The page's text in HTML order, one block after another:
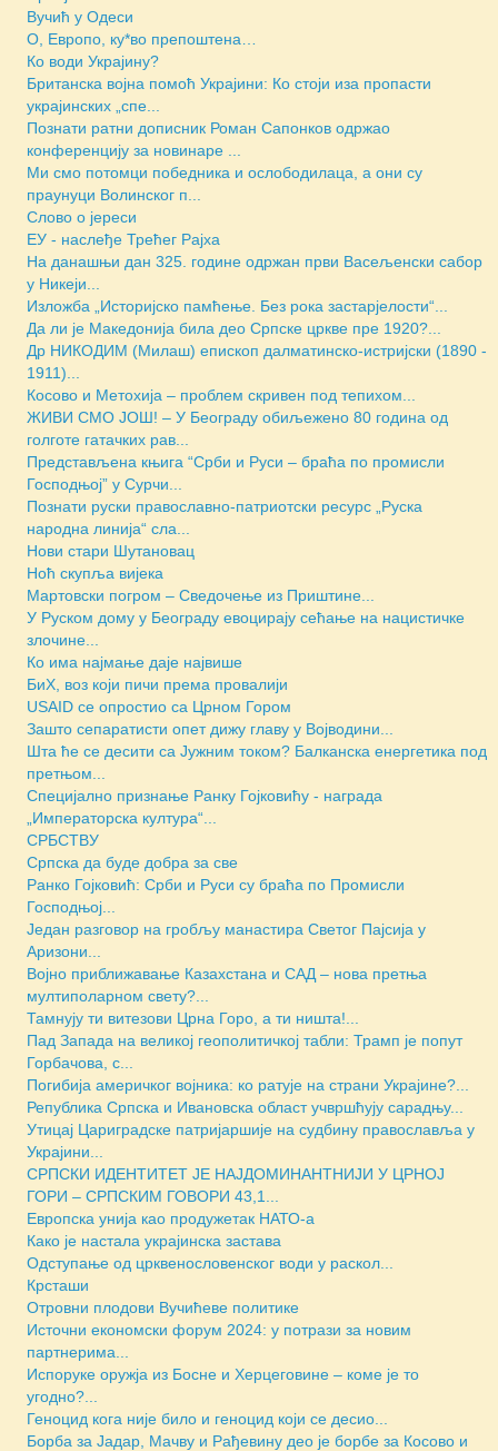
Вучић у Одеси
О, Европо, ку*во препоштена…
Ко води Украјину?
Британска војна помоћ Украјини: Ко стоји иза пропасти
украјинских „спе...
Познати ратни дописник Роман Сапонков одржао
конференцију за новинаре ...
Ми смо потомци победника и ослободилаца, а они су
праунуци Волинског п...
Слово о јереси
ЕУ - наслеђе Трећег Рајха
На данашњи дан 325. године одржан први Васељенски сабор
у Никеји...
Изложба „Историјско памћење. Без рока застарјелости“...
Да ли је Македонија била део Српске цркве пре 1920?...
Др НИКОДИМ (Милаш) епископ далматинско-истријски (1890 -
1911)...
Косово и Метохија – проблем скривен под тепихом...
ЖИВИ СМО ЈОШ! – У Београду обиљежено 80 година од
голготе гатачких рав...
Представљена књига “Срби и Руси – браћа по промисли
Господњој” у Сурчи...
Познати руски православно-патриотски ресурс „Руска
народна линија“ сла...
Нови стари Шутановац
Ноћ скупља вијека
Мартовски погром – Сведочење из Приштине...
У Руском дому у Београду евоцирају сећање на нацистичке
злочине...
Ко има најмање даје највише
БиХ, воз који пичи према провалији
USAID се опростио са Црном Гором
Зашто сепаратисти опет дижу главу у Војводини...
Шта ће се десити са Јужним током? Балканска енергетика под
претњом...
Специјално признање Ранку Гојковићу - награда
„Императорска култура“...
СРБСТВУ
Српска да буде добра за све
Ранко Гојковић: Срби и Руси су браћа по Промисли
Господњој...
Један разговор на гробљу манастира Светог Пајсија у
Аризони...
Војно приближавање Казахстана и САД – нова претња
мултиполарном свету?...
Тамнују ти витезови Црна Горо, а ти ништа!...
Пад Запада на великој геополитичкој табли: Трамп је попут
Горбачова, с...
Погибија америчког војника: ко ратује на страни Украјине?...
Република Српска и Ивановска област учвршћују сарадњу...
Утицај Цариградске патријаршије на судбину православља у
Украјини...
СРПСКИ ИДЕНТИТЕТ ЈЕ НАЈДОМИНАНТНИЈИ У ЦРНОЈ
ГОРИ – СРПСКИМ ГОВОРИ 43,1...
Европска унија као продужетак НАТО-а
Како је настала украјинска застава
Одступање од црквенословенског води у раскол...
Крсташи
Отровни плодови Вучићеве политике
Источни економски форум 2024: у потрази за новим
партнерима...
Испоруке оружја из Босне и Херцеговине – коме је то
угодно?...
Геноцид кога није било и геноцид који се десио...
Борба за Јадар, Мачву и Рађевину део је борбе за Косово и